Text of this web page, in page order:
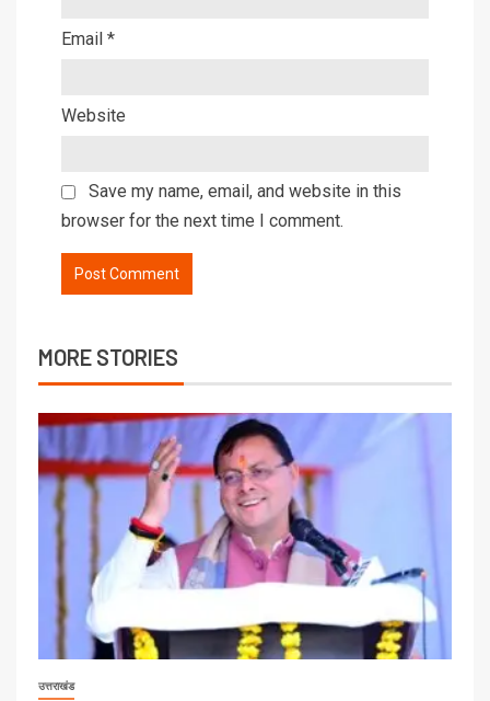
Email *
Website
Save my name, email, and website in this
browser for the next time I comment.
MORE STORIES
उत्तराखंड